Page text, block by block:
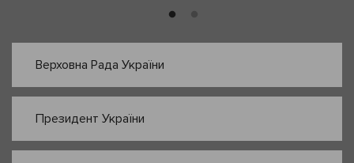
Верховна Рада України
Президент України